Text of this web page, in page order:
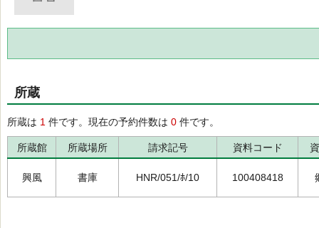
所蔵
所蔵は 1 件です。現在の予約件数は 0 件です。
所蔵館 所蔵場所 請求記号 資料コード
興風 書庫 HNR/051/ﾎ/10 100408418